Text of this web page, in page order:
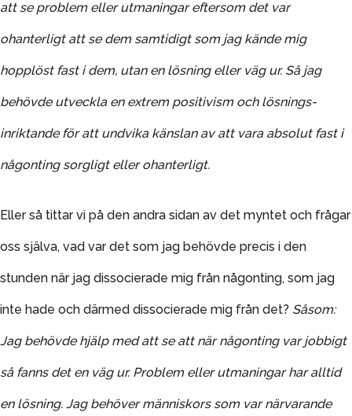
att se problem eller utmaningar eftersom det var
ohanterligt att se dem samtidigt som jag kände mig
hopplöst fast i dem, utan en lösning eller väg ur. Så jag
behövde utveckla en extrem positivism och lösnings-
inriktande för att undvika känslan av att vara absolut fast i
någonting sorgligt eller ohanterligt.
Eller så tittar vi på den andra sidan av det myntet och frågar
oss själva, vad var det som jag behövde precis i den
stunden när jag dissocierade mig från någonting, som jag
inte hade och därmed dissocierade mig från det? Såsom:
Jag behövde hjälp med att se att när någonting var jobbigt
så fanns det en väg ur. Problem eller utmaningar har alltid
en lösning. Jag behöver människors som var närvarande